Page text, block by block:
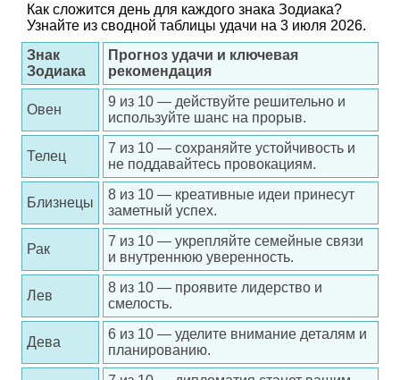
Как сложится день для каждого знака Зодиака?
Узнайте из сводной таблицы удачи на 3 июля 2026.
Знак
Зодиака
Прогноз удачи и ключевая
рекомендация
Овен
9 из 10 — действуйте решительно и
используйте шанс на прорыв.
Телец
7 из 10 — сохраняйте устойчивость и
не поддавайтесь провокациям.
Близнецы
8 из 10 — креативные идеи принесут
заметный успех.
Рак
7 из 10 — укрепляйте семейные связи
и внутреннюю уверенность.
Лев
8 из 10 — проявите лидерство и
смелость.
Дева
6 из 10 — уделите внимание деталям и
планированию.